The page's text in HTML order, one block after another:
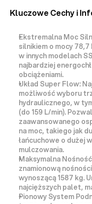
Kluczowe Cechy i
Ekstremalna Moc
silnikiem o mocy 78,7
w innych modelach
najbardziej
obciążeniami.
Układ Super Flow:
możliwość wyboru
hydraulicznego, w
(do 159 L/min).
zaawansowanego
na moc, takiego jak
łańcuchowe o dużej
mulczowania.
Maksymalna
znamionową
wynoszącą 1587 kg.
najcięższych palet,
Pionowy System